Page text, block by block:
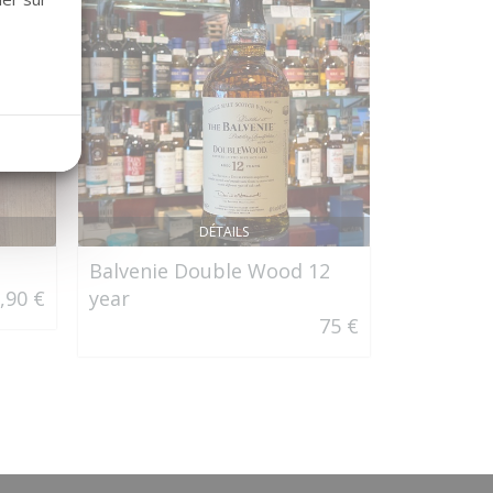
€
DÉTAILS
Balvenie Double Wood 12
year
75 €